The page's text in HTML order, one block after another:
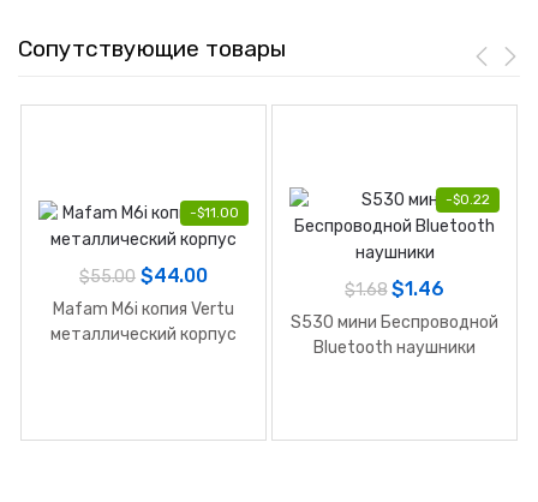
Сопутствующие товары
-$11.00
$55.00 $44.00
Mafam M6i копия Vertu
металлический корпус
-$0.22
$1.68 $1.46
S530 мини Беспроводной
Bluetooth наушники